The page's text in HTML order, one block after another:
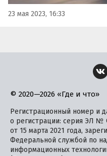
23 мая 2023, 16:33
© 2020—2026 «Где и что»
Регистрационный номер и
о регистрации: серия ЭЛ №
от 15 марта 2021 года,
Федеральной службой по
информационных